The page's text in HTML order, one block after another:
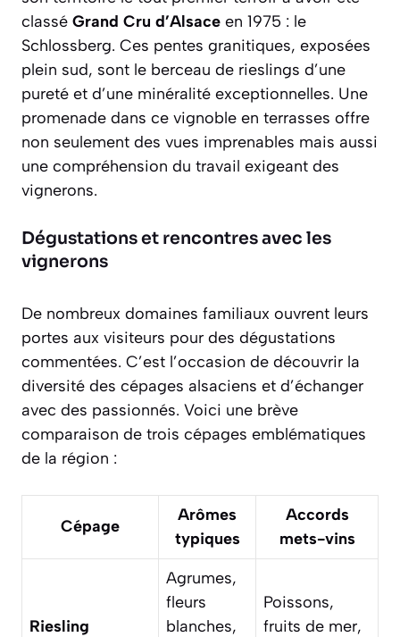
classé Grand Cru d’Alsace en 1975 : le
Schlossberg. Ces pentes granitiques, exposées
plein sud, sont le berceau de rieslings d’une
pureté et d’une minéralité exceptionnelles. Une
promenade dans ce vignoble en terrasses offre
non seulement des vues imprenables mais aussi
une compréhension du travail exigeant des
vignerons.
Dégustations et rencontres avec les
vignerons
De nombreux domaines familiaux ouvrent leurs
portes aux visiteurs pour des dégustations
commentées. C’est l’occasion de découvrir la
diversité des cépages alsaciens et d’échanger
avec des passionnés. Voici une brève
comparaison de trois cépages emblématiques
de la région :
Cépage
Arômes
typiques
Accords
mets-vins
Riesling
Agrumes,
fleurs
blanches,
Poissons,
fruits de mer,